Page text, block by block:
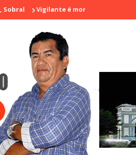
Vigilante é morto a tiros em laboratório